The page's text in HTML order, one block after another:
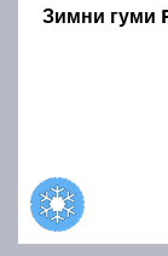
Зимни гуми